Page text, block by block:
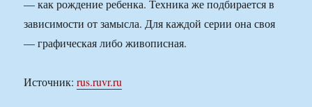
— как рождение ребенка. Техника же подбирается в
зависимости от замысла. Для каждой серии она своя
— графическая либо живописная.
Источник:rus.ruvr.ru